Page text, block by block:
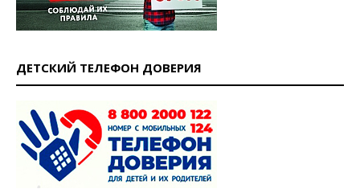
ДЕТСКИЙ ТЕЛЕФОН ДОВЕРИЯ